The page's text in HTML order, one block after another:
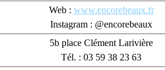
Web : www.encorebeaux.fr
Instagram : @encorebeaux
5b place Clément Larivière
Tél. : 03 59 38 23 63